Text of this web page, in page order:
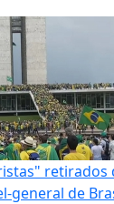
retirados
general de